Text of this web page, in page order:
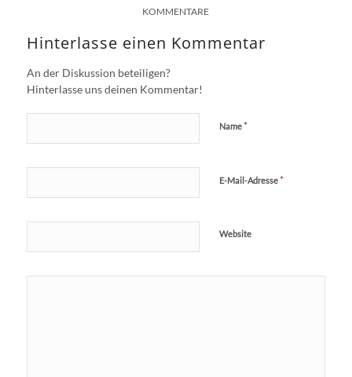
KOMMENTARE
Hinterlasse einen Kommentar
An der Diskussion beteiligen?
Hinterlasse uns deinen Kommentar!
Name*
E-Mail-Adresse*
Website